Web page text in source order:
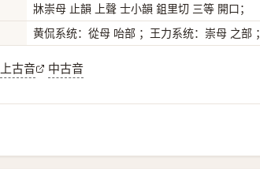
牀崇母 止韻 上聲 士小韻 鉏里切 三等 開口；
黄侃系统：從母 咍部 ；王力系统：崇母 之部 ；
上古音 中古音